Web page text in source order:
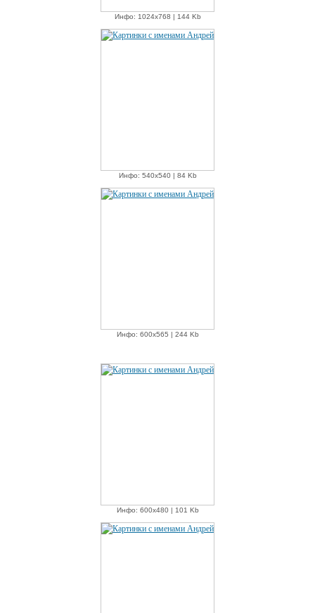
Инфо: 1024х768 | 144 Kb
Инфо: 540х540 | 84 Kb
Инфо: 600х565 | 244 Kb
Инфо: 600х480 | 101 Kb